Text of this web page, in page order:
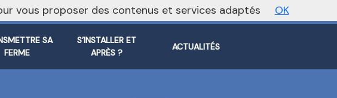
Vers le site régional Vers le site national
SA
FERME
S’INSTALLER ET
APRÈS ?
ACTUALITÉS
vous proposer des contenus et services adaptés OK